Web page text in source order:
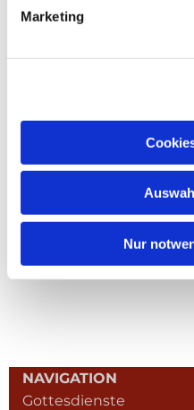
Marketing
Nur
NAVIGATION
Gottesdienste